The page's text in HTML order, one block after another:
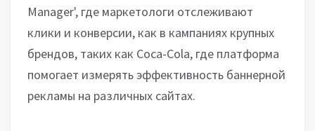
Manager', где маркетологи отслеживают
клики и конверсии, как в кампаниях крупных
брендов, таких как Coca-Cola, где платформа
помогает измерять эффективность баннерной
рекламы на различных сайтах.